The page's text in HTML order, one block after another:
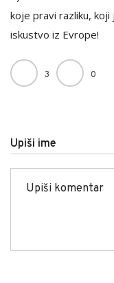
koje pravi razliku,
iskustvo iz Evrope!
3 0
Upiši ime